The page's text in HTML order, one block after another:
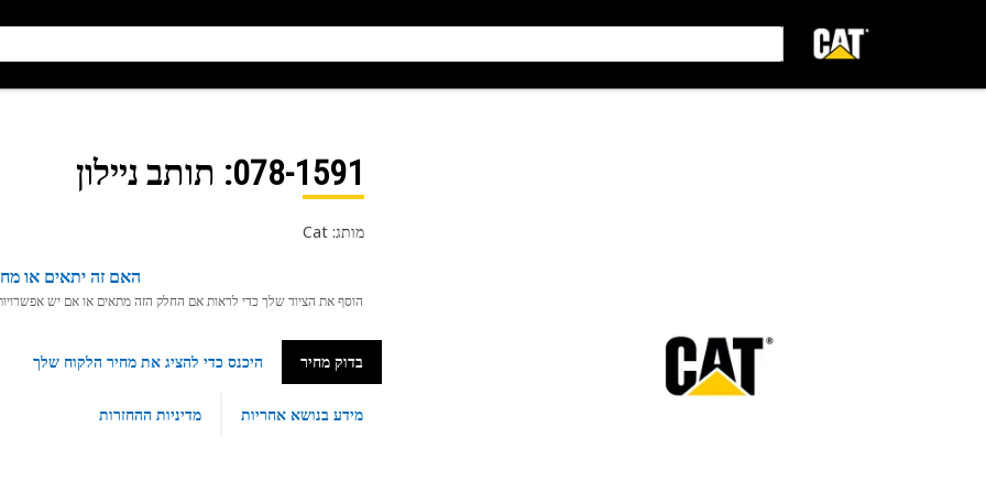
078-1591: תותב ניילון
מותג: Cat
האם זה יתאים או
הוסף את הציוד שלך כדי לראות אם החלק הזה מתאים או אם יש אפשרויות
בדוק מחיר היכנס כדי להציג את מחיר הלקוח שלך
מידע בנושא אחריות מדיניות ההחזרות